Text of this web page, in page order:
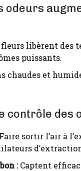
odeurs
fleurs libèrent des
puissants.
chaudes et
contrôle des
sortir l’air à
:Captent